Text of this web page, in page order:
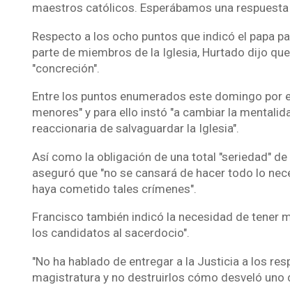
maestros católicos. Esperábamos una
Respecto a los ocho puntos que indicó el papa
parte de miembros de la Iglesia, Hurtado dijo
"concreción".
Entre los puntos enumerados este domingo por
menores" y para ello instó "a cambiar la
reaccionaria de salvaguardar la Iglesia".
Así como la obligación de una total "seriedad"
aseguró que "no se cansará de hacer todo lo
haya cometido tales crímenes".
Francisco también indicó la necesidad de tener
los candidatos al sacerdocio".
"No ha hablado de entregar a la Justicia a los
magistratura y no destruirlos cómo desveló uno